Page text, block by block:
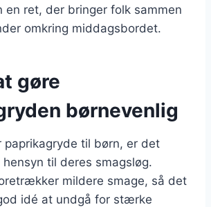
en ret, der bringer folk sammen
omkring middagsbordet.
gøre
børnevenlig
paprikagryde til børn, er det
til deres smagsløg.
mildere smage, så det
idé at undgå for stærke